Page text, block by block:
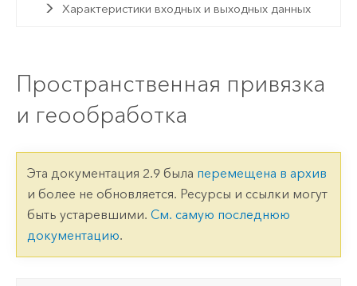
Характеристики входных и выходных данных
Пространственная привязка
и геообработка
Эта документация 2.9 была перемещена в архив
и более не обновляется. Ресурсы и ссылки могут
быть устаревшими. См. самую последнюю
документацию.